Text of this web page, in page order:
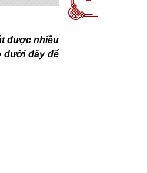
được nhiều
dưới đây để